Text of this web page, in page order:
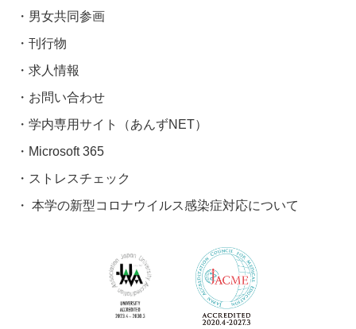
男女共同参画
刊行物
求人情報
お問い合わせ
学内専用サイト（あんずNET）
Microsoft 365
ストレスチェック
本学の新型コロナウイルス感染症対応について